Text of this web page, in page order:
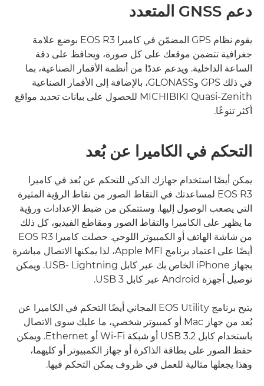
دعم GNSS المتعدد
يقوم نظام GPS المضمّن في كاميرا EOS R3 بوضع علامة
جغرافية تتضمن موقعك على كل صورة، ويحافظ على دقة
الساعة الداخلية. ويدعم عددًا من أنظمة الأقمار الصناعية، بما
في ذلك GPS وGLONASS، بالإضافة إلى الأقمار الصناعية
MICHIBIKI Quasi-Zenith للحصول على بيانات تحديد مواقع
أكثر تنوعًا.
التحكم في الكاميرا عن بُعد
يمكن أيضًا استخدام جهازك الذكي للتحكم عن بُعد في كاميرا
EOS R3 لمساعدتك في التقاط الصور من نقاط الرؤية المثيرة
التي يصعب الوصول إليها. وستتمكن من ضبط الإعدادات ورؤية
ما يظهر على الكاميرا والتقاط الصور ومقاطع الفيديو، كل ذلك
من شاشة الهاتف أو الكمبيوتر اللوحي. حصلت كاميرا EOS R3
أيضًا على اعتماد برنامج Apple MFI، لذا يمكنها الاتصال مباشرة
بجهاز iPhone الخاص بك عبر كابل USB- Lightning. ويمكن
توصيل أجهزة Android عبر كابل USB 3.
يتيح برنامج EOS Utility المجاني أيضًا التحكم في الكاميرا عن
بُعد من جهاز Mac أو كمبيوتر شخصي، ما عليك سوى الاتصال
باستخدام كابل USB 3.2 أو شبكة Wi-Fi أو Ethernet. ويمكن
حفظ الصور على بطاقة الذاكرة أو جهاز الكمبيوتر أو كليهما،
وهذا يجعلها مثالية للعمل في ظروف يمكن التحكم فيها.